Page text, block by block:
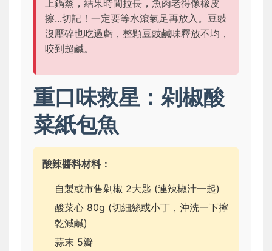
上鍋蒸，結果時間拉長，魚肉老得像橡皮
擦...切記！一定要等水滾氣足再放入。豆豉
沒壓碎也吃過虧，整顆豆豉鹹味釋放不均，
咬到超鹹。
重口味救星：剁椒酸
菜紙包魚
酸辣醬料材料：
自製或市售剁椒 2大匙 (連辣椒汁一起)
酸菜心 80g (切細絲或小丁，沖洗一下擰
乾減鹹)
蒜末 5瓣